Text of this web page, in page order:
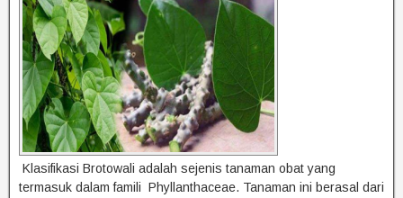
Klasifikasi Brotowali adalah sejenis tanaman obat yang
termasuk dalam famili Phyllanthaceae. Tanaman ini berasal dari